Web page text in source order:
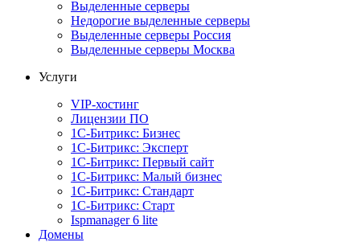
Выделенные серверы
Недорогие выделенные серверы
Выделенные серверы Россия
Выделенные серверы Москва
Услуги
VIP-хостинг
Лицензии ПО
1С-Битрикс: Бизнес
1С-Битрикс: Эксперт
1С-Битрикс: Первый сайт
1С-Битрикс: Малый бизнес
1С-Битрикс: Стандарт
1С-Битрикс: Старт
Ispmanager 6 lite
Домены